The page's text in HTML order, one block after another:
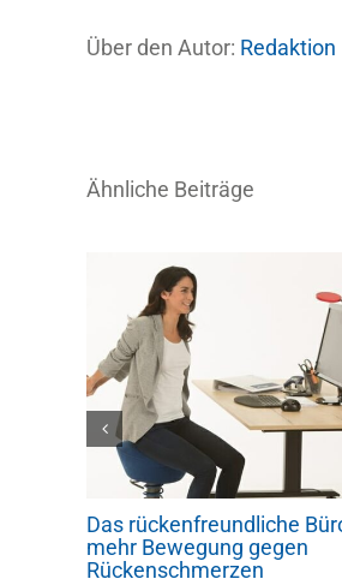
Über den Autor: Redaktion
Ähnliche Beiträge
Das rückenfreundliche
mehr Bewegung gegen
Rückenschmerzen